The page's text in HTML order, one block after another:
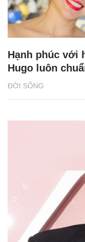
ĐỜI SỐNG
Hạnh phúc với
Hugo luôn